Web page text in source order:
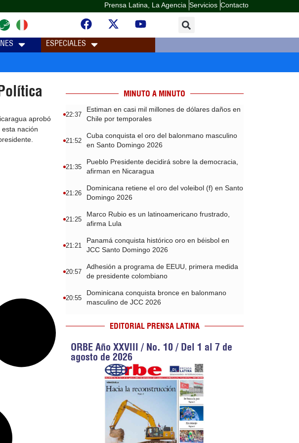
Prensa Latina, La Agencia Servicios Contacto
ESPECIALES
aprobó
nación
MINUTO A MINUTO
22:37
Estiman en casi mil millones de dólares daños en
Chile por temporales
21:52
Cuba conquista el oro del balonmano masculino
en Santo Domingo 2026
21:35
Pueblo Presidente decidirá sobre la democracia,
afirman en Nicaragua
21:26
Dominicana retiene el oro del voleibol (f) en Santo
Domingo 2026
21:25
Marco Rubio es un latinoamericano frustrado,
afirma Lula
21:21
Panamá conquista histórico oro en béisbol en
JCC Santo Domingo 2026
20:57
Adhesión a programa de EEUU, primera medida
de presidente colombiano
20:55
Dominicana conquista bronce en balonmano
masculino de JCC 2026
EDITORIAL PRENSA LATINA
ORBE Año XXVIII / No. 10 / Del 1 al 7 de
agosto de 2026